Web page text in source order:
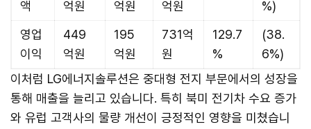
액
억원
억원
억원
%)
영업
이익
449
억원
195
억원
731억
원
129.7
%
(38.
6%)
이처럼 LG에너지솔루션은 중대형 전지 부문에서의 성장을
통해 매출을 늘리고 있습니다. 특히 북미 전기차 수요 증가
와 유럽 고객사의 물량 개선이 긍정적인 영향을 미쳤습니